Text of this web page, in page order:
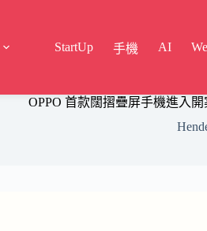
StartUp 手機 AI
OPPO 首款闊摺疊屏手機進入